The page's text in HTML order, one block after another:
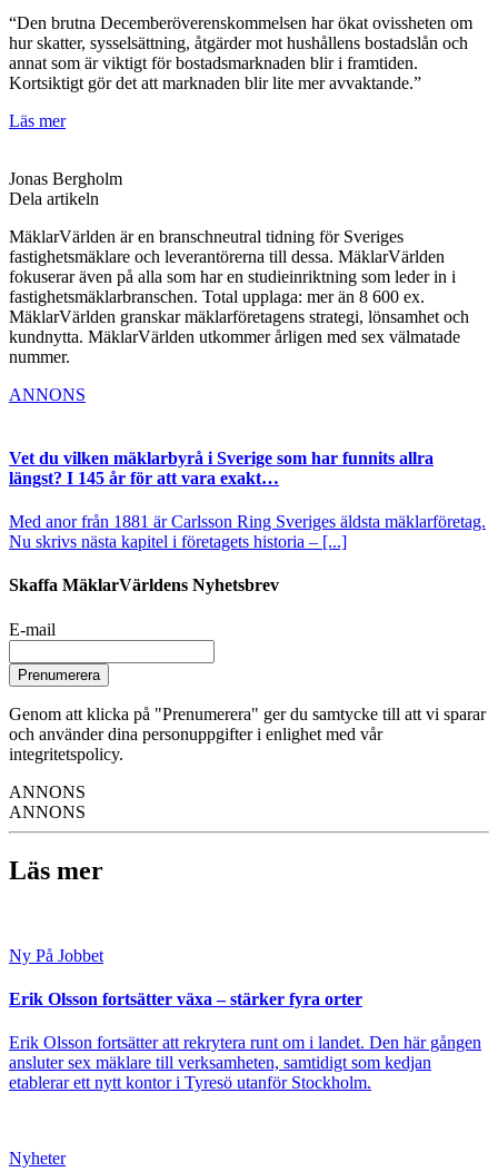
“Den brutna Decemberöverenskommelsen har ökat ovissheten om
hur skatter, sysselsättning, åtgärder mot hushållens bostadslån och
annat som är viktigt för bostadsmarknaden blir i framtiden.
Kortsiktigt gör det att marknaden blir lite mer avvaktande.”
Läs mer
Jonas Bergholm
Dela artikeln
MäklarVärlden är en branschneutral tidning för Sveriges
fastighetsmäklare och leverantörerna till dessa. MäklarVärlden
fokuserar även på alla som har en studieinriktning som leder in i
fastighetsmäklarbranschen. Total upplaga: mer än 8 600 ex.
MäklarVärlden granskar mäklarföretagens strategi, lönsamhet och
kundnytta. MäklarVärlden utkommer årligen med sex välmatade
nummer.
ANNONS
Vet du vilken mäklarbyrå i Sverige som har funnits allra
längst? I 145 år för att vara exakt…
Med anor från 1881 är Carlsson Ring Sveriges äldsta mäklarföretag.
Nu skrivs nästa kapitel i företagets historia – [...]
Skaffa MäklarVärldens Nyhetsbrev
E-mail
Prenumerera
Genom att klicka på "Prenumerera" ger du samtycke till att vi sparar
och använder dina personuppgifter i enlighet med vår
integritetspolicy.
ANNONS
ANNONS
Läs mer
Ny På Jobbet
Erik Olsson fortsätter växa – stärker fyra orter
Erik Olsson fortsätter att rekrytera runt om i landet. Den här gången
ansluter sex mäklare till verksamheten, samtidigt som kedjan
etablerar ett nytt kontor i Tyresö utanför Stockholm.
Nyheter